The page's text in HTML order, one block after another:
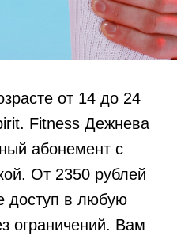
от 14 до 24
Fitness Дежнева
абонемент с
От 2350 рублей
доступ в любую
ограничений. Вам